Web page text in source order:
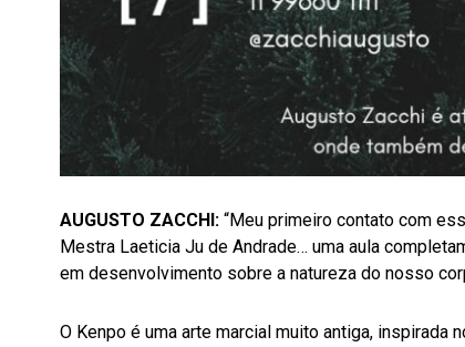
AUGUSTO ZACCHI:“Meu primeiro contato com
Mestra Laeticia Ju de Andrade… uma aula
em desenvolvimento sobre a natureza do nosso
O Kenpo é uma arte marcial muito antiga,